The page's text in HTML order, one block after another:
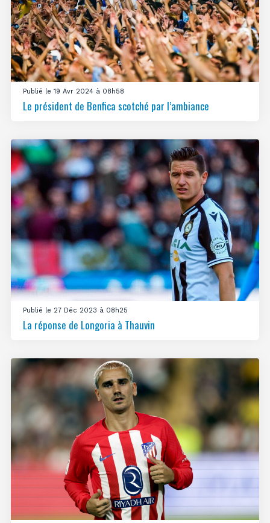
Publié le 19 Avr 2024 à 08h58
Le président de Benfica scotché par l’ambiance
Publié le 27 Déc 2023 à 08h25
La réponse de Longoria à Thauvin